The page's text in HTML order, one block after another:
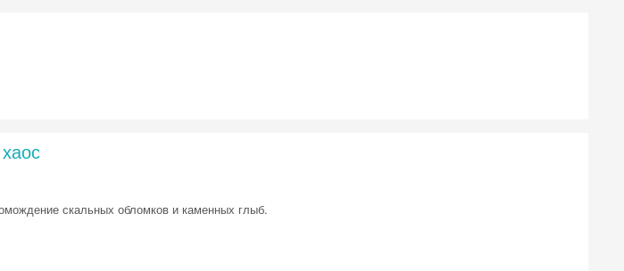
скальных обломков и каменных глыб.
−5%